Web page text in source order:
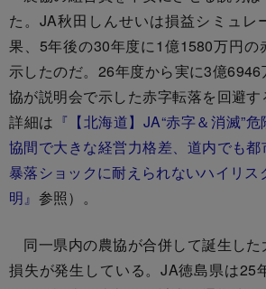
た。JA秋田しんせいは損益シミュレ
果、5年後の30年度に1億1580万円の
示したのだ。26年度から実に3億
協が説明会で示した赤字転落を回避
詳細は 『【北海道】JA“赤字＆消滅”
協間で大きな経営力格差、道内でも
暴落ショックに耐えられないハイリ
明』 参照）。
同一県内の農協が合併して誕生した
損失が発生している。JA徳島県は25